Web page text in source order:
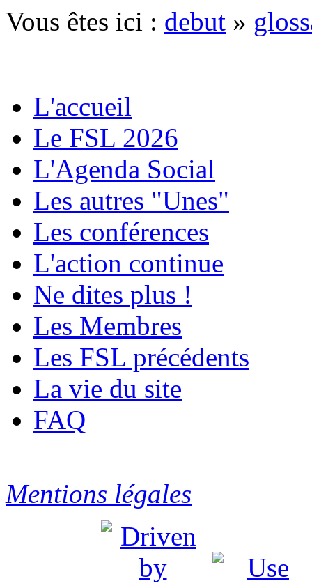
Vous êtes ici : debut »
L'accueil
Le FSL 2026
L'Agenda Social
Les autres "Unes"
Les conférences
L'action continue
Ne dites plus !
Les Membres
Les FSL précédents
La vie du site
FAQ
Mentions légales